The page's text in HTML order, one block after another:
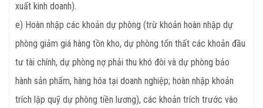
xuất kinh doanh).
e) Hoàn nhập các khoản dự phòng (trừ khoản hoàn nhập dự
phòng giảm giá hàng tồn kho, dự phòng tổn thất các khoản đầu
tư tài chính, dự phòng nợ phải thu khó đòi và dự phòng bảo
hành sản phẩm, hàng hóa tại doanh nghiệp; hoàn nhập khoản
trích lập quỹ dự phòng tiền lương), các khoản trích trước vào